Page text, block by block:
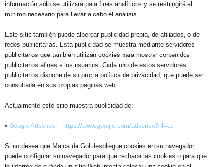
información sólo se utilizará para fines analíticos y se restringirá al
mínimo necesario para llevar a cabo el análisis.
Este sitio también puede albergar publicidad propia, de afiliados, o de
redes publicitarias. Esta publicidad se muestra mediante servidores
publicitarios que también utilizan cookies para mostrar contenidos
publicitarios afines a los usuarios. Cada uno de estos servidores
publicitarios dispone de su propia política de privacidad, que puede ser
consultada en sus propias páginas web.
Actualmente este sitio muestra publicidad de:
• Google Adsense – https://www.google.com/adsense?hl=es
Si no desea que Marca de Gol despliegue cookies en su navegador,
puede configurar su navegador para que rechace las cookies o para que